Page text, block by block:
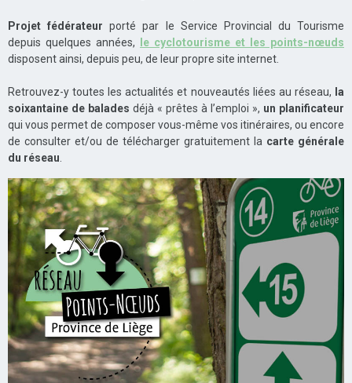
Projet fédérateur porté par le Service Provincial du Tourisme
depuis quelques années, le cyclotourisme et les points-nœuds
disposent ainsi, depuis peu, de leur propre site internet.
Retrouvez-y toutes les actualités et nouveautés liées au réseau, la
soixantaine de balades déjà « prêtes à l’emploi », un planificateur
qui vous permet de composer vous-même vos itinéraires, ou encore
de consulter et/ou de télécharger gratuitement la carte générale
du réseau